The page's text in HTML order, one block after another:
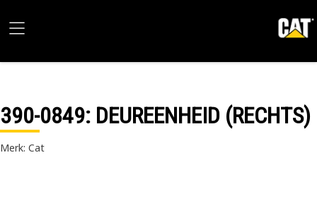
390-0849: DEUREENHEID (RECHTS)
Merk: Cat